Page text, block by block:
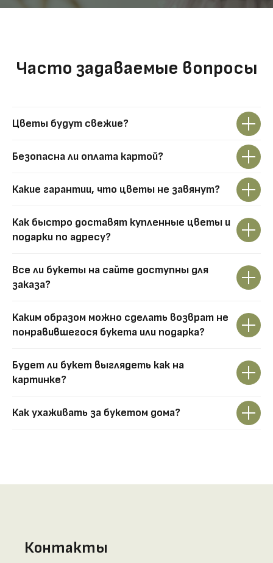
Часто задаваемые вопросы
Цветы будут свежие?
Безопасна ли оплата картой?
Какие гарантии, что цветы не завянут?
Как быстро доставят купленные цветы и
подарки по адресу?
Все ли букеты на сайте доступны для
заказа?
Каким образом можно сделать возврат не
понравившегося букета или подарка?
Будет ли букет выглядеть как на
картинке?
Как ухаживать за букетом дома?
Контакты